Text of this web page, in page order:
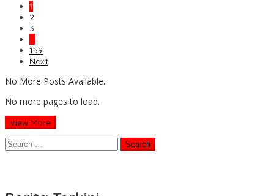
1
2
3
…
159
Next
No More Posts Available.
No more pages to load.
View More
Search